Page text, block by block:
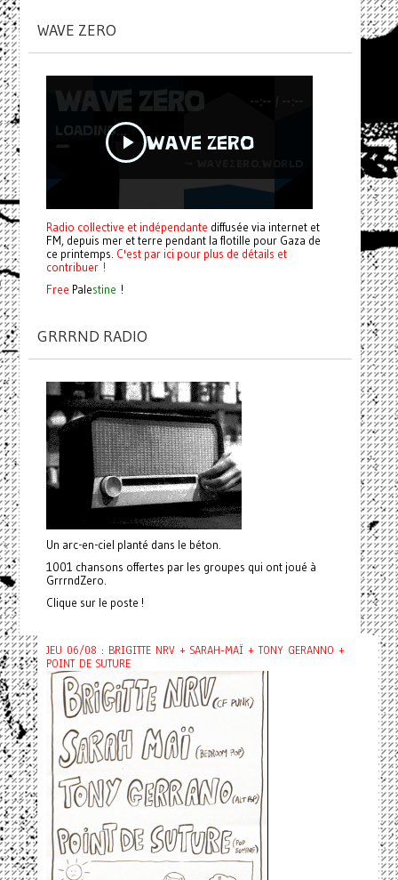
WAVE ZERO
Radio collective et indépendante diffusée via internet et
FM, depuis mer et terre pendant la flotille pour Gaza de
ce printemps. C'est par ici pour plus de détails et
contribuer !
Free Palestine !
GRRRND RADIO
Un arc-en-ciel planté dans le béton.
1001 chansons offertes par les groupes qui ont joué à
GrrrndZero.
Clique sur le poste !
JEU 06/08 : BRIGITTE NRV + SARAH-MAÏ + TONY GERANNO +
POINT DE SUTURE